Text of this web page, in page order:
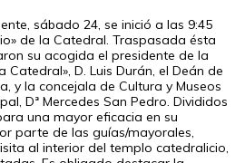
sábado 24, se inició a las 9:45
de la Catedral. Traspasada ésta
su acogida el presidente de la
Catedral», D. Luis Durán, el Deán de
y la concejala de Cultura y Museos
Dª Mercedes San Pedro. Divididos
una mayor eficacia en su
parte de las guías/mayorales,
al interior del templo catedralicio,